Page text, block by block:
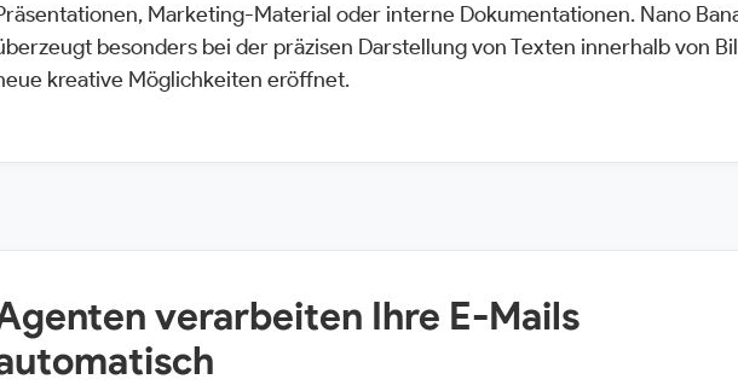
Marketing-Material oder interne Dokumentationen. Nano
besonders bei der präzisen Darstellung von Texten innerhalb von
kreative Möglichkeiten eröffnet.
verarbeiten Ihre E-Mails